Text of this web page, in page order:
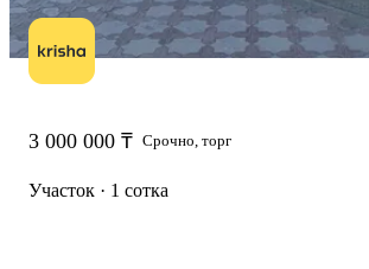
3 000 000 ₸ Срочно, торг
Участок · 1 сотка